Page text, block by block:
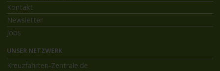
Kontakt
Newsletter
Jobs
UNSER NETZWERK
Kreuzfahrten-Zentrale.de